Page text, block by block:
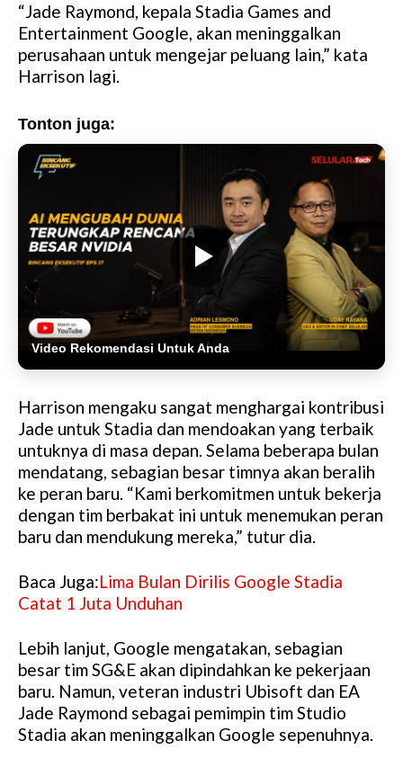
“Jade Raymond, kepala Stadia Games and
Entertainment Google, akan meninggalkan
perusahaan untuk mengejar peluang lain,” kata
Harrison lagi.
Tonton juga:
Video Rekomendasi Untuk Anda
Harrison mengaku sangat menghargai kontribusi
Jade untuk Stadia dan mendoakan yang terbaik
untuknya di masa depan. Selama beberapa bulan
mendatang, sebagian besar timnya akan beralih
ke peran baru. “Kami berkomitmen untuk bekerja
dengan tim berbakat ini untuk menemukan peran
baru dan mendukung mereka,” tutur dia.
Baca Juga:Lima Bulan Dirilis Google Stadia
Catat 1 Juta Unduhan
Lebih lanjut, Google mengatakan, sebagian
besar tim SG&E akan dipindahkan ke pekerjaan
baru. Namun, veteran industri Ubisoft dan EA
Jade Raymond sebagai pemimpin tim Studio
Stadia akan meninggalkan Google sepenuhnya.